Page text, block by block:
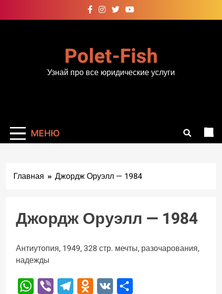
к
Polet-Fish
Узнай про все юридические услуги
МЕНЮ
Главная Джордж Оруэлл — 1984
Джордж Оруэлл — 1984
Антиутопия, 1949, 328 стр. мечты, разочарования,
надежды
WhatsApp
ViberTelegram
Odnoklassniki
VK